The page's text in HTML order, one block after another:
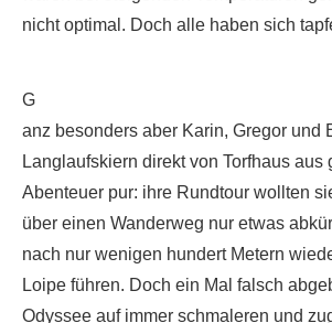
nicht optimal. Doch alle haben sich
G
anz besonders aber Karin, Gregor und
Langlaufskiern direkt von Torfhaus aus
Abenteuer pur: ihre Rundtour wollten
über einen Wanderweg nur etwas
nach nur wenigen hundert Metern
Loipe führen. Doch ein Mal falsch
Odyssee auf immer schmaleren und